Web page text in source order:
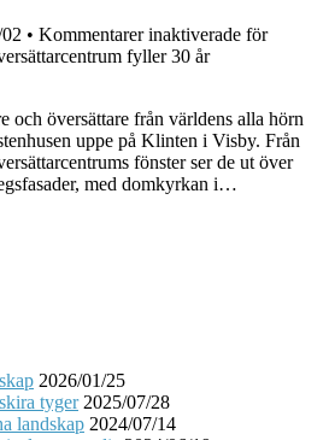
• Kommentarer inaktiverade för
fyller 30 år
och översättare från världens alla hörn
uppe på Klinten i Visby. Från
fönster ser de ut över
med domkyrkan i…
2026/01/25
tyger 2025/07/28
landskap 2024/07/14